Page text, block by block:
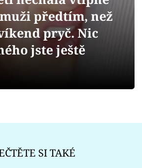
předtím, než
pryč. Nic
jste ještě
SI TAKÉ